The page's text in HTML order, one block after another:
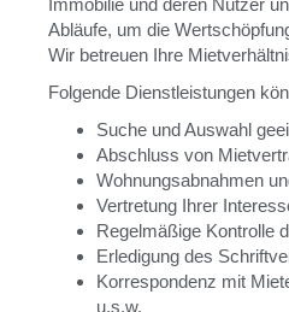
Abläufe, um die
Wir betreuen Ihre
Folgende Dienstleistungen
Suche und Auswahl
Abschluss von
Wohnungsabnahmen
Vertretung Ihrer
Regelmäßige Kontrolle
Erledigung des
Korrespondenz mit
u.s.w.